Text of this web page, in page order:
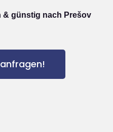
günstig nach Prešov